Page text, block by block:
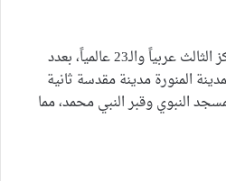
جاءت المدينة المنورة في المركز الثالث عربياً والـ23 عالمياً، بعدد
تُعد المدينة المنورة مدينة مقدسة ثانية
النبوي وقبر النبي محمد، مما